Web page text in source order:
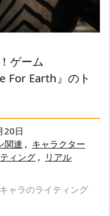
ゲーム
For Earth』のト
20日
関連 , キャラクター
ィング , リアル
ャラのライティング